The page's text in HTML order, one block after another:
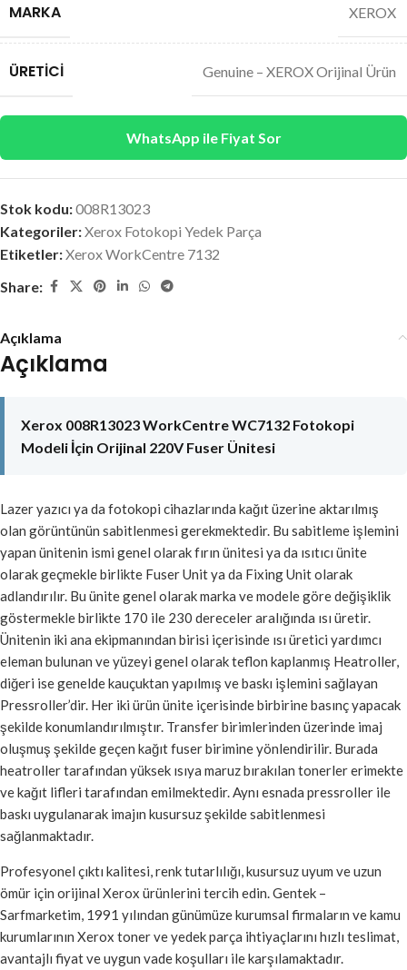
MARKA XEROX
ÜRETICI Genuine – XEROX Orijinal Ürün
WhatsApp ile Fiyat Sor
Stok kodu:008R13023
Kategoriler:Xerox Fotokopi Yedek Parça
Etiketler:Xerox WorkCentre 7132
Share:
Açıklama
Açıklama
Xerox 008R13023 WorkCentre WC7132 Fotokopi
Modeli İçin Orijinal 220V Fuser Ünitesi
Lazer yazıcı ya da fotokopi cihazlarında kağıt üzerine aktarılmış
olan görüntünün sabitlenmesi gerekmektedir. Bu sabitleme işlemini
yapan ünitenin ismi genel olarak fırın ünitesi ya da ısıtıcı ünite
olarak geçmekle birlikte Fuser Unit ya da Fixing Unit olarak
adlandırılır. Bu ünite genel olarak marka ve modele göre değişiklik
göstermekle birlikte 170 ile 230 dereceler aralığında ısı üretir.
Ünitenin iki ana ekipmanından birisi içerisinde ısı üretici yardımcı
eleman bulunan ve yüzeyi genel olarak teflon kaplanmış Heatroller,
diğeri ise genelde kauçuktan yapılmış ve baskı işlemini sağlayan
Pressroller’dir. Her iki ürün ünite içerisinde birbirine basınç yapacak
şekilde konumlandırılmıştır. Transfer birimlerinden üzerinde imaj
oluşmuş şekilde geçen kağıt fuser birimine yönlendirilir. Burada
heatroller tarafından yüksek ısıya maruz bırakılan tonerler erimekte
ve kağıt lifleri tarafından emilmektedir. Aynı esnada pressroller ile
baskı uygulanarak imajın kusursuz şekilde sabitlenmesi
sağlanmaktadır.
Profesyonel çıktı kalitesi, renk tutarlılığı, kusursuz uyum ve uzun
ömür için orijinal Xerox ürünlerini tercih edin. Gentek –
Sarfmarketim, 1991 yılından günümüze kurumsal firmaların ve kamu
kurumlarının Xerox toner ve yedek parça ihtiyaçlarını hızlı teslimat,
avantajlı fiyat ve uygun vade koşulları ile karşılamaktadır.